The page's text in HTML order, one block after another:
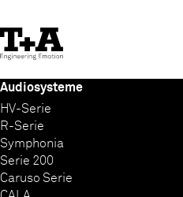
to
Content
Audiosysteme
HV-Serie
R-Serie
Symphonia
Serie 200
Caruso Serie